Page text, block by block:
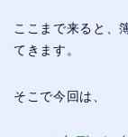
ここまで来ると、
てきます。
そこで今回は、